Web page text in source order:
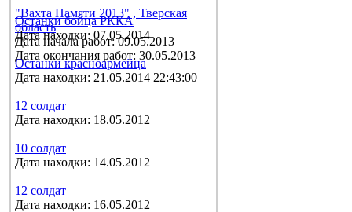
"Вахта Памяти 2013" , Тверская
область
Дата начала работ: 09.05.2013
Дата окончания работ: 30.05.2013
Останки бойца РККА
Дата находки: 07.05.2014
Останки красноармейца
Дата находки: 21.05.2014 22:43:00
12 солдат
Дата находки: 18.05.2012
10 солдат
Дата находки: 14.05.2012
12 солдат
Дата находки: 16.05.2012